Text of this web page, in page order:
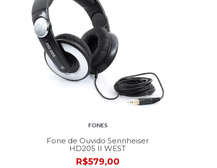
FONES
Fone de Ouvido Sennheiser
HD205 II WEST
R$579,00